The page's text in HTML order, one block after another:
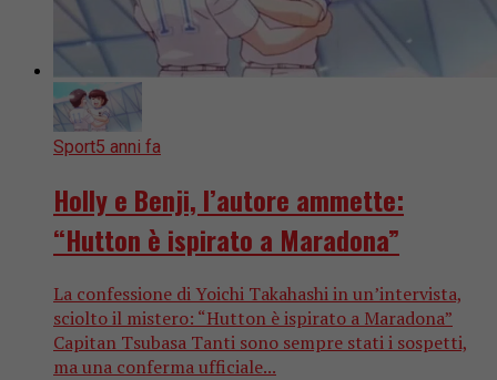
Sport5 anni fa
Holly e Benji, l’autore ammette:
“Hutton è ispirato a Maradona”
La confessione di Yoichi Takahashi in un’intervista,
sciolto il mistero: “Hutton è ispirato a Maradona”
Capitan Tsubasa Tanti sono sempre stati i sospetti,
ma una conferma ufficiale...